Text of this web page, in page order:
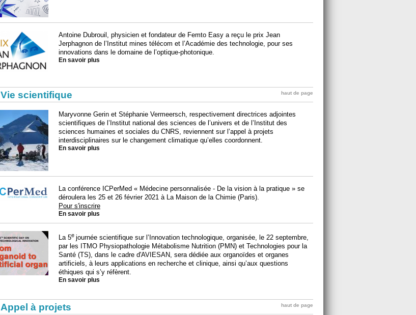
Antoine Dubrouil, physicien et fondateur de Femto Easy a reçu le prix Jean
Jerphagnon de l’Institut mines télécom et l’Académie des technologie, pour ses
innovations dans le domaine de l’optique-photonique.
En savoir plus
Vie scientifique haut de page
Maryvonne Gerin et Stéphanie Vermeersch, respectivement directrices adjointes
scientifiques de l’Institut national des sciences de l’univers et de l’Institut des
sciences humaines et sociales du CNRS, reviennent sur l’appel à projets
interdisciplinaires sur le changement climatique qu’elles coordonnent.
En savoir plus
La conférence ICPerMed « Médecine personnalisée - De la vision à la pratique » se
déroulera les 25 et 26 février 2021 à La Maison de la Chimie (Paris).
Pour s'inscrire
En savoir plus
La 5e journée scientifique sur l’Innovation technologique, organisée, le 22 septembre,
par les ITMO Physiopathologie Métabolisme Nutrition (PMN) et Technologies pour la
Santé (TS), dans le cadre d'AVIESAN, sera dédiée aux organoïdes et organes
artificiels, à leurs applications en recherche et clinique, ainsi qu’aux questions
éthiques qui s’y réfèrent.
En savoir plus
Appel à projets haut de page